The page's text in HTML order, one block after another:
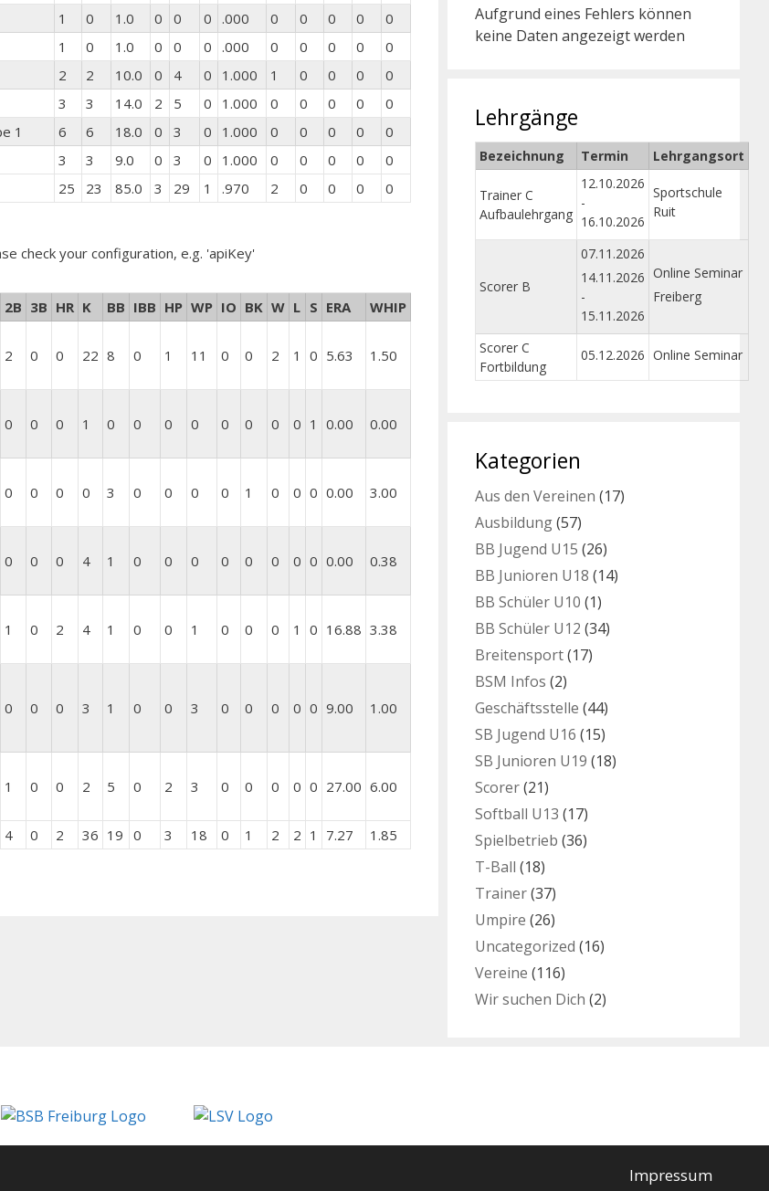
1 0 1.0 0 0 0 .000 0 0 0 0
0
1 0 1.0 0 0 0 .000 0 0 0 0
0
2 2 10.0 0 4 0 1.000 1 0 0 0
0
3 3 14.0 2 5 0 1.000 0 0 0 0
0
1 6 6 18.0 0 3 0 1.000 0 0 0 0
0
3 3 9.0 0 3 0 1.000 0 0 0 0
0
25
23 85.0 3 29 1 .970 2 0 0 0 0
check your configuration, e.g. 'apiKey'
2B 3B HR K BB IBB HP WP IO BK W L S ERA
WHIP
2 0 0 22 8 0 1 11 0 0 2 1 0 5.63 1.50
0 0 0 1 0 0 0 0 0 0 0 0 1 0.00 0.00
0 0 0 0 3 0 0 0 0 1 0 0 0 0.00 3.00
0 0 0 4 1 0 0 0 0 0 0 0 0 0.00 0.38
1 0 2 4 1 0 0 1 0 0 0 1 0 16.88 3.38
0 0 0 3 1 0 0 3 0 0 0 0 0 9.00 1.00
1 0 0 2 5 0 2 3 0 0 0 0 0 27.00 6.00
4 0 2 36 19 0 3 18 0 1 2 2 1 7.27 1.85
Aufgrund eines Fehlers können
keine Daten angezeigt werden
Lehrgänge
Bezeichnung Termin Lehrgangsort
Trainer C
Aufbaulehrgang
12.10.2026
-
16.10.2026
Sportschule
Ruit
Scorer B
07.11.2026
14.11.2026
-
15.11.2026
Online Seminar
Freiberg
Scorer C
Fortbildung
05.12.2026 Online Seminar
Kategorien
Aus den Vereinen (17)
Ausbildung(57)
BB Jugend U15 (26)
BB Junioren U18 (14)
BB Schüler U10 (1)
BB Schüler U12 (34)
Breitensport(17)
BSM Infos (2)
Geschäftsstelle (44)
SB Jugend U16 (15)
SB Junioren U19 (18)
Scorer(21)
Softball U13 (17)
Spielbetrieb (36)
T-Ball (18)
Trainer(37)
Umpire (26)
Uncategorized (16)
Vereine (116)
Wir suchen Dich (2)
Impressum